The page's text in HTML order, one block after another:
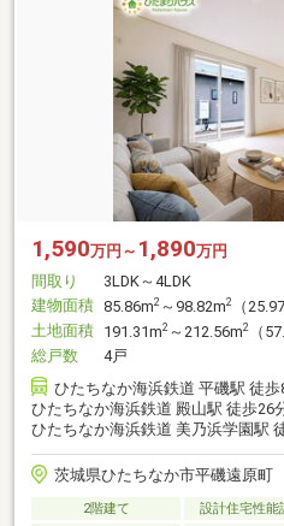
1,590万円～ 1,890万円
間取り
3LDK～4LDK
建物面積 85.86m2 ～98.82m2
（
土地面積 191.31m2 ～212.56m2
（
総戸数
4戸
ひたちなか海浜鉄道 平磯駅 徒歩
ひたちなか海浜鉄道 殿山駅 徒歩26
ひたちなか海浜鉄道 美乃浜学園駅
茨城県ひたちなか市平磯遠原町
2階建て 設計住宅性能